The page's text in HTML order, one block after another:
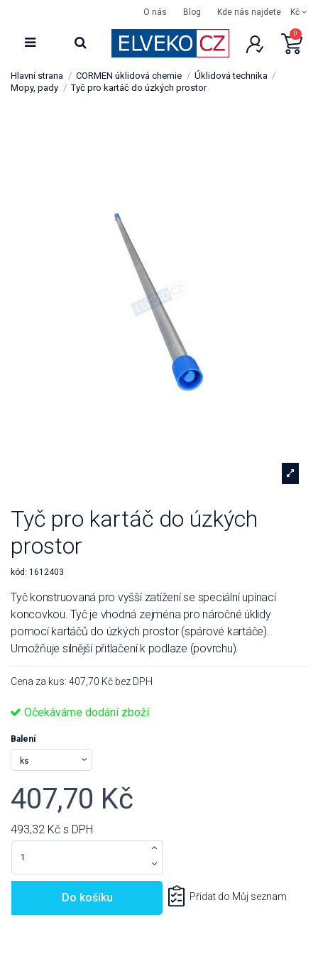
O nás Blog Kde nás najdete Kč
0
Hlavní strana CORMEN úklidová chemie
Úklidová technika
Mopy, pady
Tyč pro kartáč do úzkých prostor
Tyč pro kartáč do úzkých
prostor
kód: 1612403
Tyč konstruovaná pro vyšší zatížení se speciální upínací
koncovkou. Tyč je vhodná zejména pro náročné úklidy
pomocí kartáčů do úzkých prostor (spárové kartáče).
Umožňuje silnější přitlačení k podlaze (povrchu).
Cena za kus: 407,70 Kč bez DPH
Očekáváme dodání zboží
Balení
407,70 Kč
493,32 Kč s DPH
Do košíku Přidat do Můj seznam